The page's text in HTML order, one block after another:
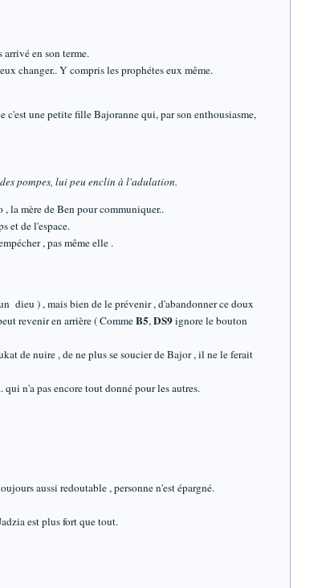
en son terme.
changer.. Y compris les prophétes eux même.
une petite fille Bajoranne qui, par son enthousiasme,
pompes, lui peu enclin à l'adulation.
, la mère de Ben pour communiquer..
et de l'espace.
, pas même elle .
dieu ) , mais bien de le prévenir , d'abandonner ce doux
revenir en arrière ( CommeB5,DS9ignore le bouton
de nuire , de ne plus se soucier de Bajor , il ne le ferait
n'a pas encore tout donné pour les autres.
aussi redoutable , personne n'est épargné.
est plus fort que tout.